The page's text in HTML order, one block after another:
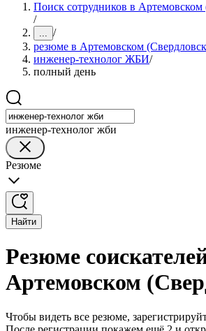
Поиск сотрудников в Артемовском
/
... /
резюме в Артемовском
инженер-технолог ЖБИ/
полный день
инженер-технолог жби
Резюме
Найти
Резюме
Артемовском
Чтобы видеть все резюме,